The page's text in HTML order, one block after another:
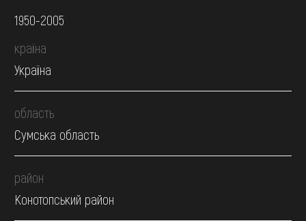
1950-2005
країна
Україна
область
Сумська область
район
Конотопський район